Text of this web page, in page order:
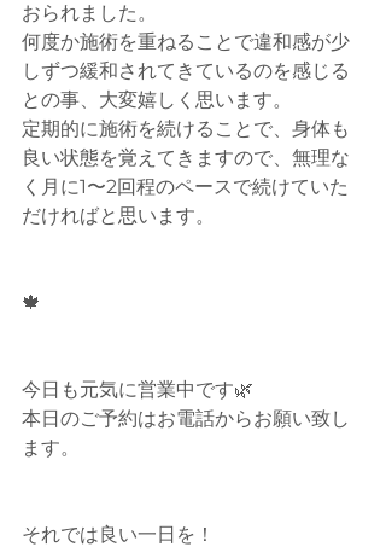
おられました。
何度か施術を重ねることで違和感が少
しずつ緩和されてきているのを感じる
との事、大変嬉しく思います。
定期的に施術を続けることで、身体も
良い状態を覚えてきますので、無理な
く月に1〜2回程のペースで続けていた
だければと思います。
🍁
今日も元気に営業中です🌿
本日のご予約はお電話からお願い致し
ます。
それでは良い一日を！